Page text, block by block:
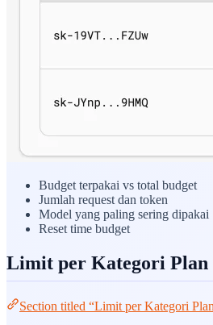
Budget terpakai vs total budget
Jumlah request dan token
Model yang paling sering dipakai
Reset time budget
Limit per Kategori Plan
Section titled “Limit per Kategori